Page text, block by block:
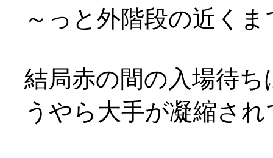
～っと外階段の近く
結局赤の間の入場待
うやら大手が凝縮さ